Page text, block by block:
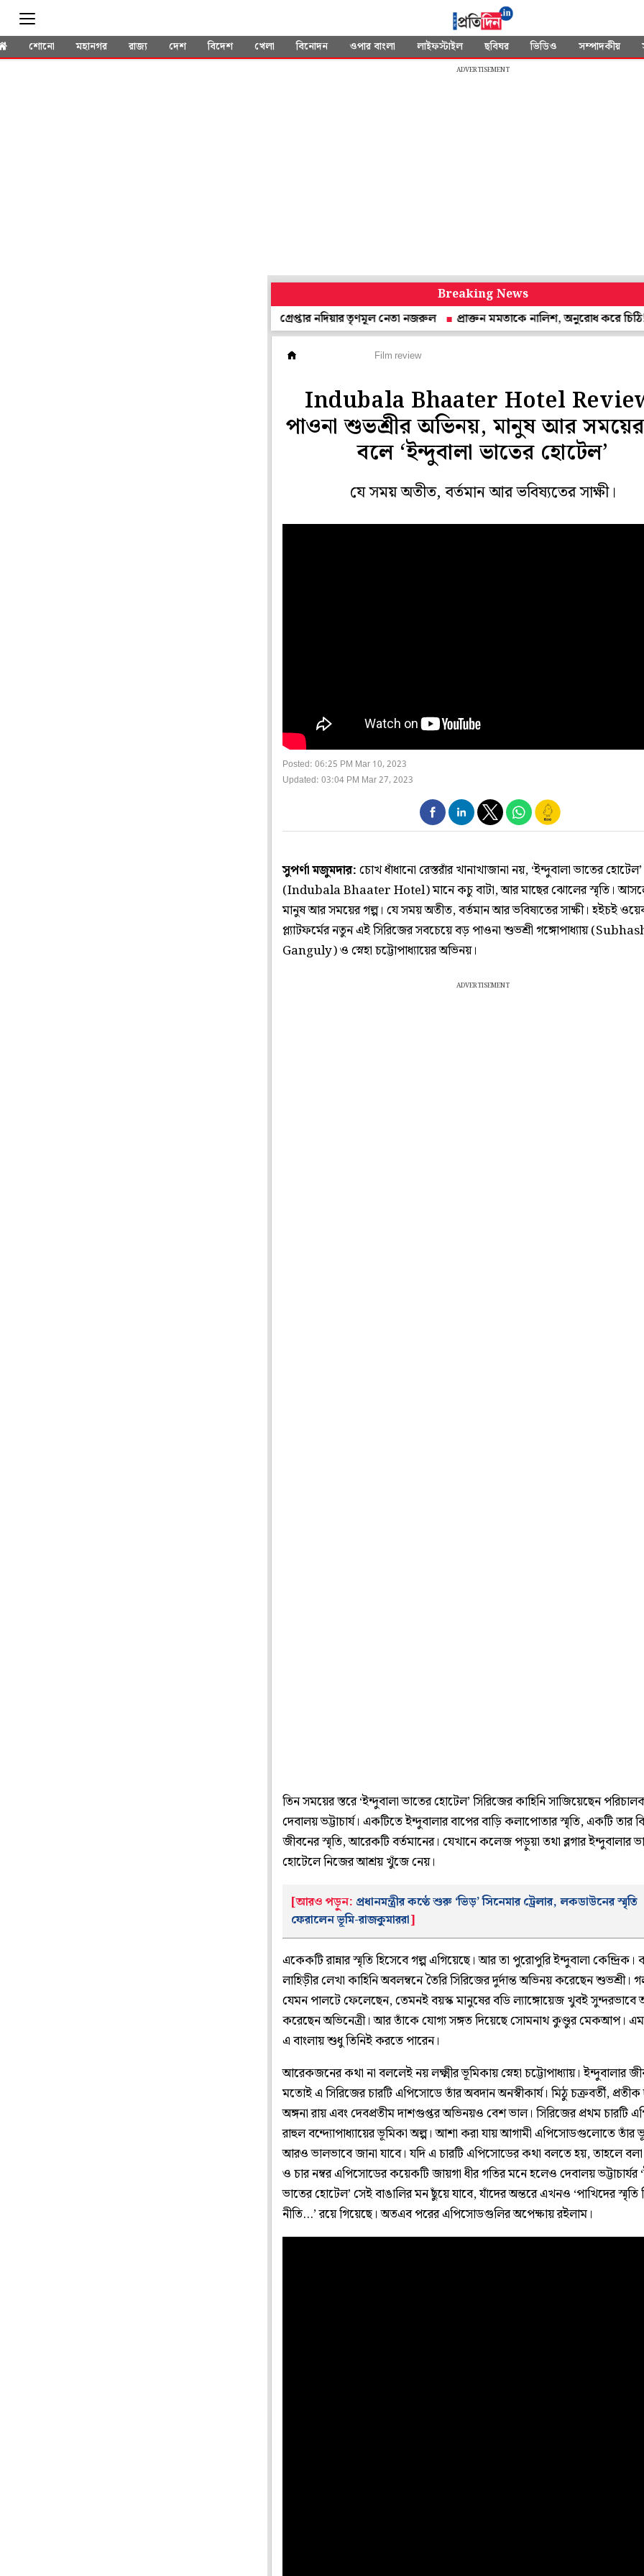
শোনো মহানগর রাজ্য দেশ বিদেশ খেলা বিনোদন ওপার বাংলা লাইফস্টাইল ছবিঘর ভিডিও সম্পাদকীয়
ADVERTISEMENT
Breaking News
'পলাতক' হয়েও সভাধিপতি নির্বাচনে যোগ! প্রশ্ন উঠতেই গ্রেপ্তার নদিয়ার তৃণমূল নেতা নজরুল
প্রাক্তন মমতাকে নালিশ, অনুরোধ করে চিঠি! উত্তর
Film review
Indubala Bhaater Hotel
পাওনা শুভশ্রীর অভিনয়, মানুষ আর
বলে ‘ইন্দুবালা ভাতের হোটেল’
যে সময় অতীত, বর্তমান আর ভবিষ্যতের সাক্ষী।
Posted: 06:25 PM Mar 10, 2023
Updated: 03:04 PM Mar 27, 2023
সুপর্ণা মজুমদার:চোখ ধাঁধানো রেস্তরাঁর খানাখাজানা নয়, ‘ইন্দুবালা ভাতের হোটেল’
(Indubala Bhaater Hotel) মানে কচু বাটা, আর মাছের ঝোলের স্মৃতি।
মানুষ আর সময়ের গল্প। যে সময় অতীত, বর্তমান আর ভবিষ্যতের সাক্ষী। হইচই
প্ল্যাটফর্মের নতুন এই সিরিজের সবচেয়ে বড় পাওনা শুভশ্রী গঙ্গোপাধ্যায়
Ganguly) ও স্নেহা চট্টোপাধ্যায়ের অভিনয়।
ADVERTISEMENT
তিন সময়ের স্তরে ‘ইন্দুবালা ভাতের হোটেল’ সিরিজের কাহিনি সাজিয়েছেন
দেবালয় ভট্টাচার্য। একটিতে ইন্দুবালার বাপের বাড়ি কলাপোতার স্মৃতি, একটি তার
জীবনের স্মৃতি, আরেকটি বর্তমানের। যেখানে কলেজ পড়ুয়া তথা ব্লগার ইন্দুবালার
হোটেলে নিজের আশ্রয় খুঁজে নেয়।
[আরও পড়ুন: প্রধানমন্ত্রীর কণ্ঠে শুরু ‘ভিড়’ সিনেমার ট্রেলার, লকডাউনের স্মৃতি
ফেরালেন ভূমি-রাজকুমাররা]
একেকটি রান্নার স্মৃতি হিসেবে গল্প এগিয়েছে। আর তা পুরোপুরি ইন্দুবালা কেন্দ্রিক।
লাহিড়ীর লেখা কাহিনি অবলম্বনে তৈরি সিরিজের দুর্দান্ত অভিনয় করেছেন শুভশ্রী।
যেমন পালটে ফেলেছেন, তেমনই বয়স্ক মানুষের বডি ল্যাঙ্গোয়েজ খুবই সুন্দরভাবে
করেছেন অভিনেত্রী। আর তাঁকে যোগ্য সঙ্গত দিয়েছে সোমনাথ কুণ্ডুর মেকআপ।
এ বাংলায় শুধু তিনিই করতে পারেন।
আরেকজনের কথা না বললেই নয় লক্ষ্মীর ভূমিকায় স্নেহা চট্টোপাধ্যায়। ইন্দুবালার
মতোই এ সিরিজের চারটি এপিসোডে তাঁর অবদান অনস্বীকার্য। মিঠু চক্রবর্তী, প্রতীক
অঙ্গনা রায় এবং দেবপ্রতীম দাশগুপ্তর অভিনয়ও বেশ ভাল। সিরিজের প্রথম চারটি
রাহুল বন্দ্যোপাধ্যায়ের ভূমিকা অল্প। আশা করা যায় আগামী এপিসোডগুলোতে তাঁর
আরও ভালভাবে জানা যাবে। যদি এ চারটি এপিসোডের কথা বলতে হয়, তাহলে বলা
ও চার নম্বর এপিসোডের কয়েকটি জায়গা ধীর গতির মনে হলেও দেবালয় ভট্টাচার্যর
ভাতের হোটেল’ সেই বাঙালির মন ছুঁয়ে যাবে, যাঁদের অন্তরে এখনও ‘পাখিদের স্মৃতি
নীতি…’ রয়ে গিয়েছে। অতএব পরের এপিসোডগুলির অপেক্ষায় রইলাম।